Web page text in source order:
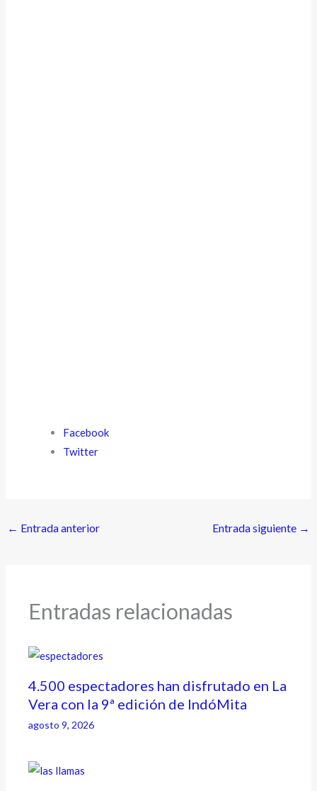
Facebook
Twitter
← Entrada anterior Entrada siguiente →
Entradas relacionadas
4.500 espectadores han disfrutado en La
Vera con la 9ª edición de IndóMita
agosto 9, 2026